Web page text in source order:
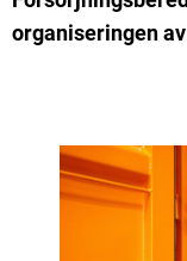
organiseringen